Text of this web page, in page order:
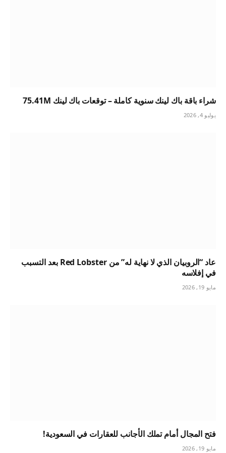
شراء باقة باك لينك سنوية كاملة – توقعات باك لينك 75.41M
يوليو 4, 2026
عاد “الروبيان الذي لا نهاية له” من Red Lobster بعد التسبب
في إفلاسه
مايو 19, 2026
فتح المجال أمام تملك الأجانب للعقارات في السعودية!
مايو 19, 2026